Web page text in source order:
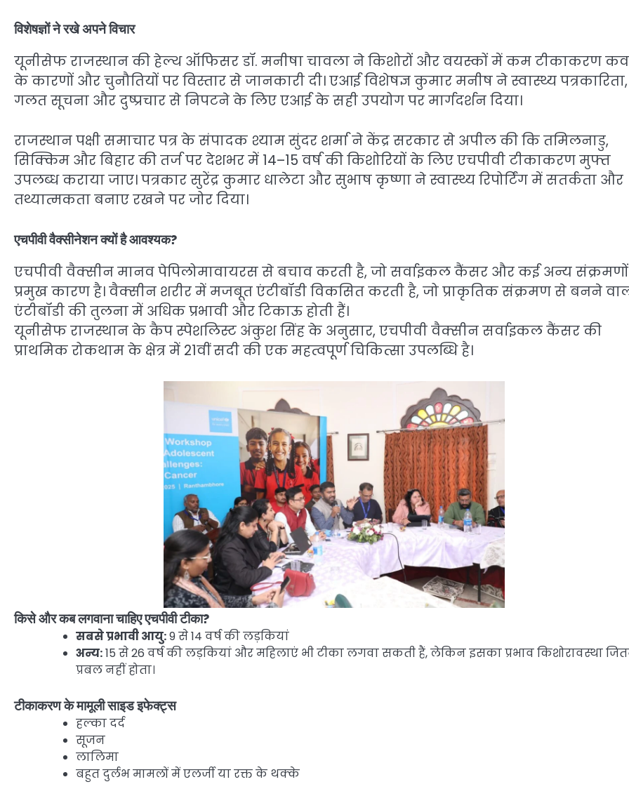
विशेषज्ञों ने रखे अपने विचार
यूनीसेफ राजस्थान की हेल्थ ऑफिसर डॉ. मनीषा चावला ने किशोरों और वयस्कों में कम टीकाकरण
के कारणों और चुनौतियों पर विस्तार से जानकारी दी। एआई विशेषज्ञ कुमार मनीष ने स्वास्थ्य पत्रकारिता,
गलत सूचना और दुष्प्रचार से निपटने के लिए एआई के सही उपयोग पर मार्गदर्शन दिया।
राजस्थान पक्षी समाचार पत्र के संपादक श्याम सुंदर शर्मा ने केंद्र सरकार से अपील की कि तमिलनाडु,
सिक्किम और बिहार की तर्ज पर देशभर में 14–15 वर्ष की किशोरियों के लिए एचपीवी टीकाकरण मुफ्त
उपलब्ध कराया जाए। पत्रकार सुरेंद्र कुमार धालेटा और सुभाष कृष्णा ने स्वास्थ्य रिपोर्टिंग में सतर्कता और
तथ्यात्मकता बनाए रखने पर जोर दिया।
एचपीवी वैक्सीनेशन क्यों है आवश्यक?
एचपीवी वैक्सीन मानव पेपिलोमावायरस से बचाव करती है, जो सर्वाइकल कैंसर और कई अन्य
प्रमुख कारण है। वैक्सीन शरीर में मजबूत एंटीबॉडी विकसित करती है, जो प्राकृतिक संक्रमण से बनने
एंटीबॉडी की तुलना में अधिक प्रभावी और टिकाऊ होती हैं।
यूनीसेफ राजस्थान के कैप स्पेशलिस्ट अंकुश सिंह के अनुसार, एचपीवी वैक्सीन सर्वाइकल कैंसर की
प्राथमिक रोकथाम के क्षेत्र में 21वीं सदी की एक महत्वपूर्ण चिकित्सा उपलब्धि है।
किसे और कब लगवाना चाहिए एचपीवी टीका?
सबसे प्रभावी आयु:9 से 14 वर्ष की लड़कियां
अन्य:15 से 26 वर्ष की लड़कियां और महिलाएं भी टीका लगवा सकती हैं, लेकिन इसका प्रभाव किशोरावस्था
प्रबल नहीं होता।
टीकाकरण के मामूली साइड इफेक्ट्स
हल्का दर्द
सूजन
लालिमा
बहुत दुर्लभ मामलों में एलर्जी या रक्त के थक्के